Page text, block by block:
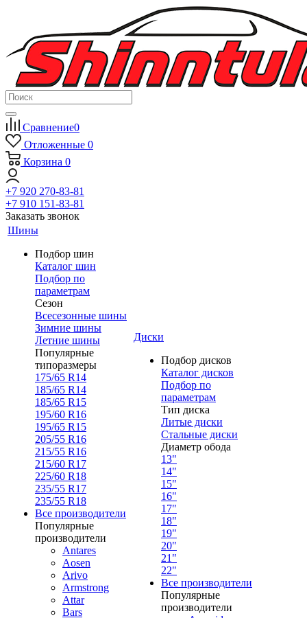
Сравнение0
Отложенные 0
Корзина 0
+7 920 270-83-81
+7 910 151-83-81
Заказать звонок
Шины
Подбор шин
Каталог шин
Подбор по
параметрам
Сезон
Всесезонные шины
Зимние шины
Летние шины
Популярные
типоразмеры
175/65 R14
185/65 R14
185/65 R15
195/60 R16
195/65 R15
205/55 R16
215/55 R16
215/60 R17
225/60 R18
235/55 R17
235/55 R18
Все производители
Популярные
производители
Antares
Aosen
Arivo
Armstrong
Attar
Bars
Диски
Подбор дисков
Каталог дисков
Подбор по
параметрам
Тип диска
Литые диски
Стальные диски
Диаметр обода
13"
14"
15"
16"
17"
18"
19"
20"
21"
22"
Все производители
Популярные
производители